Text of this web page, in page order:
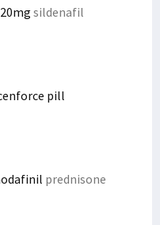
sildenafil
pill
prednisone